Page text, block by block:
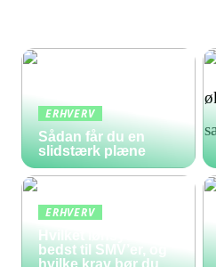
ERHVERV
Sådan får du en
slidstærk plæne
ERHVERV
Hvilket lønsystem er
bedst til SMV’er, og